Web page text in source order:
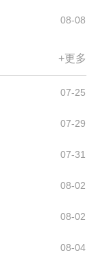
08-08
+更多
07-25
07-29
07-31
08-02
08-02
08-04